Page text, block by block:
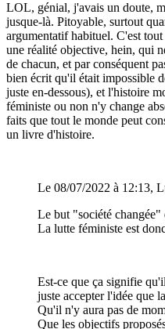
LOL, génial, j'avais un doute,
jusque-là. Pitoyable, surtout
argumentatif habituel. C'est
une réalité objective, hein, qui
de chacun, et par conséquent
bien écrit qu'il était impossible
juste en-dessous), et l'histoire
féministe ou non n'y change
faits que tout le monde peut
un livre d'histoire.
Le 08/07/2022 à 12:13,
Le but "société changée"
La lutte féministe est
Est-ce que ça signifie
juste accepter l'idée que
Qu'il n'y aura pas de
Que les objectifs